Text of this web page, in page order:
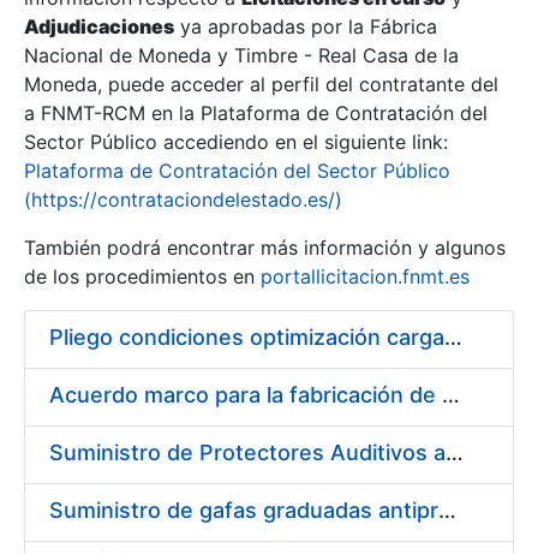
Adjudicaciones ya aprobadas por la Fábrica
Nacional de Moneda y Timbre - Real Casa de la
Moneda, puede acceder al perfil del contratante del
a FNMT-RCM en la Plataforma de Contratación del
Sector Público accediendo en el siguiente link:
Plataforma de Contratación del Sector Público
(https://contrataciondelestado.es/)
También podrá encontrar más información y algunos
de los procedimientos en portallicitacion.fnmt.es
Pliego condiciones optimización cargas compras firmado
Acuerdo marco para la fabricación de piezas
Suministro de Protectores Auditivos a medida para las personas trabajadoras de los Centros de Trabajo de Madrid y Burgos
Suministro de gafas graduadas antiproyecciones para los trabajadores de la FNMT-RCM en los centros de trabajo de Madrid y Burgos